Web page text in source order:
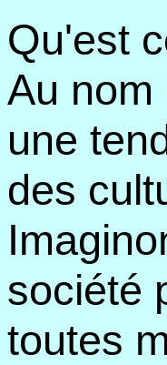
Qu'est
Au nom
une
des
société
toutes